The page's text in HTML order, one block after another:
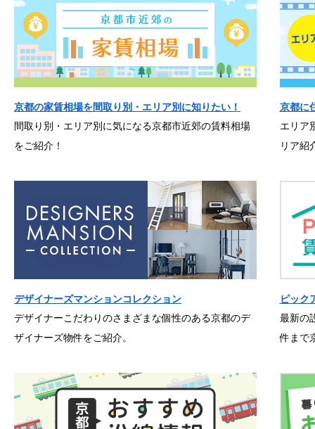
京都の家賃相場を間取り別・エリア別に知りたい！
間取り別・エリア別に気になる京都市近郊の賃料相場
をご紹介！
京都に
エリア
リア紹
デザイナーズマンションコレクション
デザイナーこだわりのさまざまな個性のある京都のデ
ザイナーズ物件をご紹介。
ピック
最新の
件まで